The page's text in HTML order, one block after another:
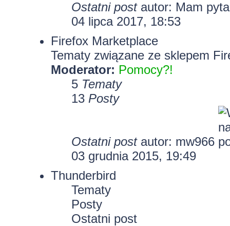
Ostatni postautor: Mam
04 lipca 2017, 18:53
Firefox Marketplace
Tematy związane ze sklepem
Moderator: Pomocy?!
5 Tematy
13 Posty
Ostatni postautor: mw966
03 grudnia 2015, 19:49
Thunderbird
Tematy
Posty
Ostatni post